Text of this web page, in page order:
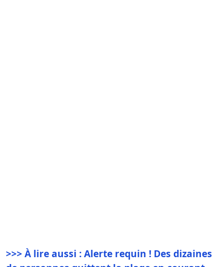
>>> À lire aussi : Alerte requin ! Des dizaines